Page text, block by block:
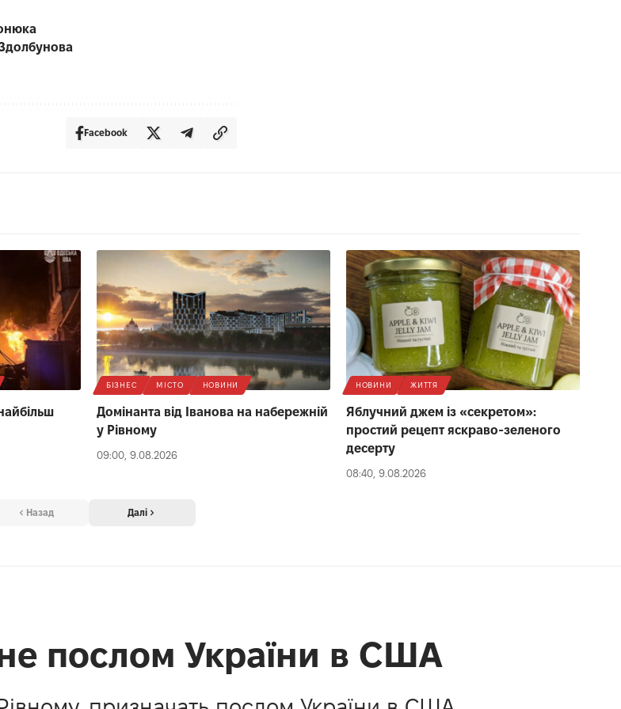
Facebook
БІЗНЕС МІСТО НОВИНИ
Домінанта від Іванова на набережній
у Рівному
09:00, 9.08.2026
НОВИНИ ЖИТТЯ
Яблучний джем із «секретом»:
простий рецепт яскраво-зеленого
десерту
08:40, 9.08.2026
Назад Далі
послом України в США